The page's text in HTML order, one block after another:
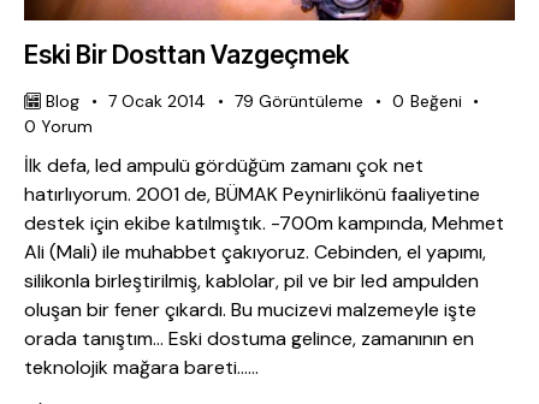
Eski Bir Dosttan Vazgeçmek
Blog 7 Ocak 2014 79 Görüntüleme 0 Beğeni
0 Yorum
İlk defa, led ampulü gördüğüm zamanı çok net
hatırlıyorum. 2001 de, BÜMAK Peynirlikönü faaliyetine
destek için ekibe katılmıştık. -700m kampında, Mehmet
Ali (Mali) ile muhabbet çakıyoruz. Cebinden, el yapımı,
silikonla birleştirilmiş, kablolar, pil ve bir led ampulden
oluşan bir fener çıkardı. Bu mucizevi malzemeyle işte
orada tanıştım… Eski dostuma gelince, zamanının en
teknolojik mağara bareti……